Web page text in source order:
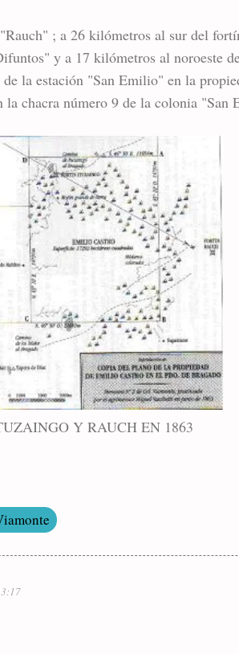
; a 26 kilómetros al sur del
y a 17 kilómetros al noroeste
la estación "San Emilio" en la
chacra número 9 de la colonia "San
Y RAUCH EN 1863